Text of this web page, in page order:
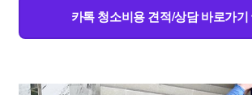
카톡 청소비용 견적/상담 바로가